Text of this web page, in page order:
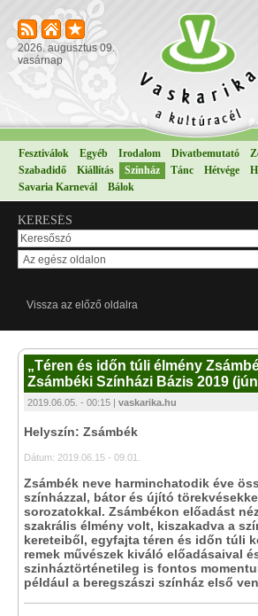
2026. augusztus 09.
vasárnap
Fesztiválok Egyéb Irodalom Divatbemutató
Szabadidő
Kiállítás Színház Tánc Hétvége
Savaria Karnevál
Bálok
KERESÉS
Vissza az előző oldalra
„Téren és időn túli élmény
Zsámbéki Színházi Bázis 2019
2019.06.05. - 00:15 | vaskarika.hu
Helyszín: Zsámbék
Dátum: 2019.06.15 - 09.01.
Zsámbék neve harminchatodik éve
színházzal, bátor és újító
sorozatokkal. Zsámbékon előadást
szakrális élmény volt, kiszakadva a
kereteiből, egyfajta téren és időn túli
remek művészek kiváló előadásaival
szinháztörténetileg is fontos
például a beregszászi színház első